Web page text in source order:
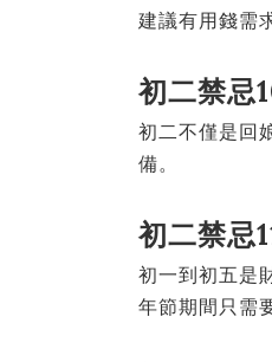
建議有用錢需
初二禁忌
初二不僅是回
備。
初二禁忌
初一到初五是
年節期間只需